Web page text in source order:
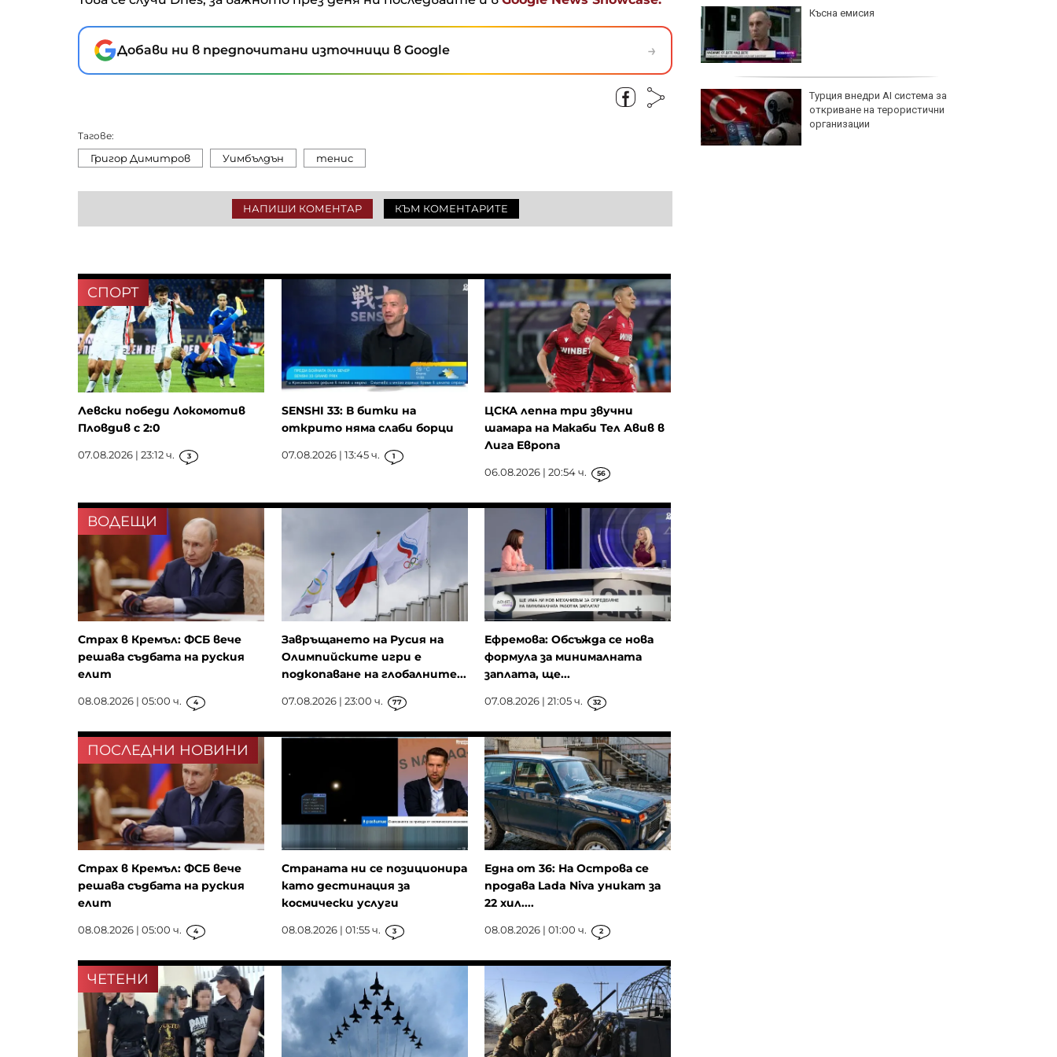
Добави ни в предпочитани източници в Google →
Тагове:
Григор Димитров Уимбълдън тенис
НАПИШИ КОМЕНТАР КЪМ КОМЕНТАРИТЕ
германските доставчици на
Турция внедри AI система за
откриване на терористични
Левски повали Локо с крошета
Левски – Локомотив Пловдив
2:0
СПОРТ
Левски победи Локомотив
Пловдив с 2:0
07.08.2026 | 23:12 ч. 3
SENSHI 33: В битки на
открито няма слаби борци
07.08.2026 | 13:45 ч. 1
ЦСКА лепна три звучни
шамара на Макаби Тел Авив в
Лига Европа
06.08.2026 | 20:54 ч. 56
ВОДЕЩИ
Страх в Кремъл: ФСБ вече
решава съдбата на руския
елит
08.08.2026 | 05:00 ч. 4
Завръщането на Русия на
Олимпийските игри е
подкопаване на глобалните...
07.08.2026 | 23:00 ч. 77
Ефремова: Обсъжда се нова
формула за минималната
заплата, ще...
07.08.2026 | 21:05 ч. 32
ПОСЛЕДНИ НОВИНИ
Страх в Кремъл: ФСБ вече
решава съдбата на руския
елит
08.08.2026 | 05:00 ч. 4
Страната ни се позиционира
като дестинация за
космически услуги
08.08.2026 | 01:55 ч. 3
Една от 36: На Острова се
продава Lada Niva уникат за
22 хил....
08.08.2026 | 01:00 ч. 2
ЧЕТЕНИ